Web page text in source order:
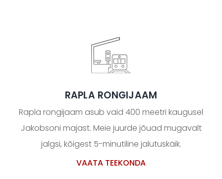
RAPLA RONGIJAAM
Rapla rongijaam asub vaid 400 meetri kaugusel
Jakobsoni majast. Meie juurde jõuad mugavalt
jalgsi, kõigest 5-minutiline jalutuskäik.
VAATA TEEKONDA